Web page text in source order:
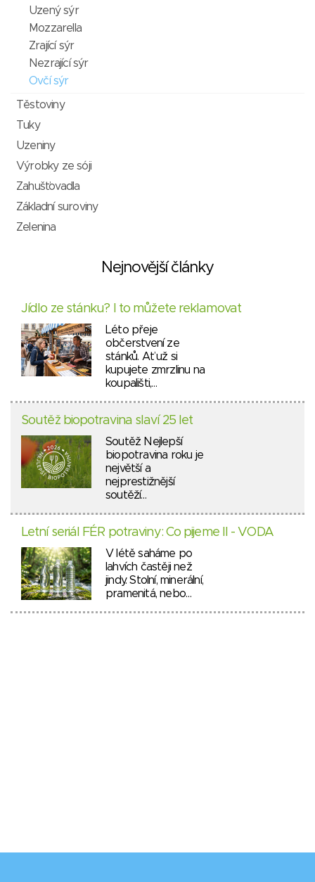
Uzený sýr
Mozzarella
Zrající sýr
Nezrající sýr
Ovčí sýr
Těstoviny
Tuky
Uzeniny
Výrobky ze sóji
Zahušťovadla
Základní suroviny
Zelenina
Nejnovější články
Jídlo ze stánku? I to můžete reklamovat
Léto přeje
občerstvení ze
stánků. Ať už si
kupujete zmrzlinu na
koupališti,…
Soutěž biopotravina slaví 25 let
Soutěž Nejlepší
biopotravina roku je
největší a
nejprestižnější
soutěží…
Letní seriál FÉR potraviny: Co pijeme II - VODA
V létě saháme po
lahvích častěji než
jindy. Stolní, minerální,
pramenitá, nebo…